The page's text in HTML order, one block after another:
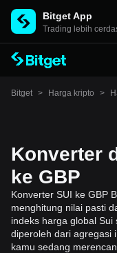
Bitget App
Trading lebih
Bitget > Harga kripto >
Konverter
ke GBP
Konverter SUI ke GBP
menghitung nilai pasti
indeks harga global
diperoleh dari agregasi
kamu sedang